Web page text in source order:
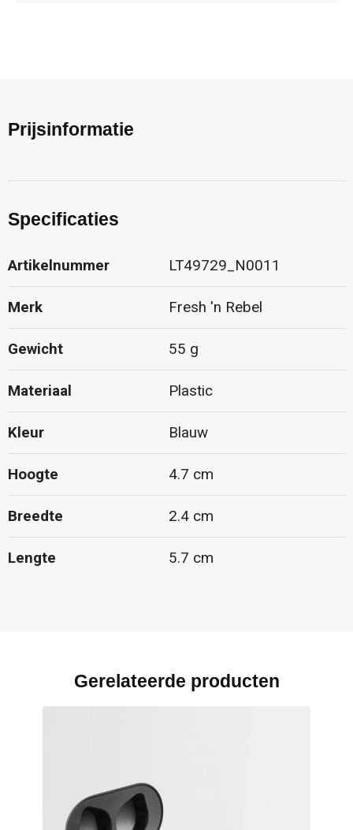
Prijsinformatie
Specificaties
Artikelnummer LT49729_N0011
Merk Fresh 'n Rebel
Gewicht 55 g
Materiaal Plastic
Kleur Blauw
Hoogte 4.7 cm
Breedte 2.4 cm
Lengte 5.7 cm
Gerelateerde producten